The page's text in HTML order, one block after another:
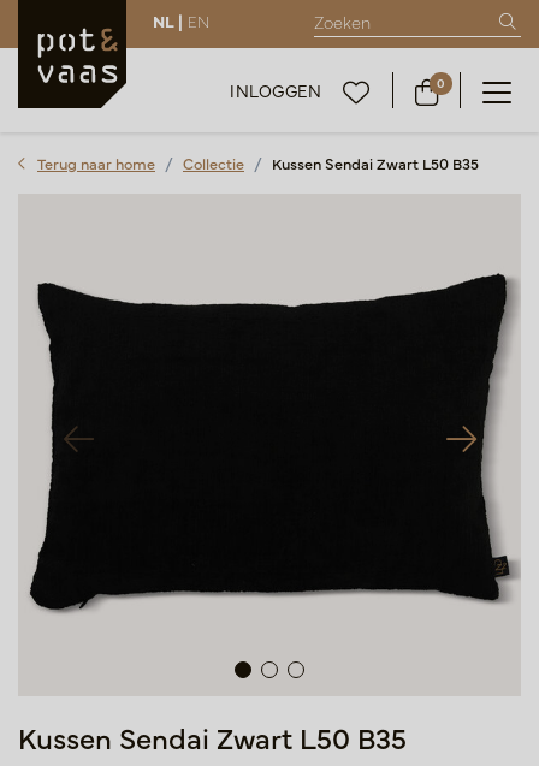
NL | EN
INLOGGEN 0
Terug naar home Collectie Kussen Sendai Zwart L50 B35
Kussen Sendai Zwart L50 B35